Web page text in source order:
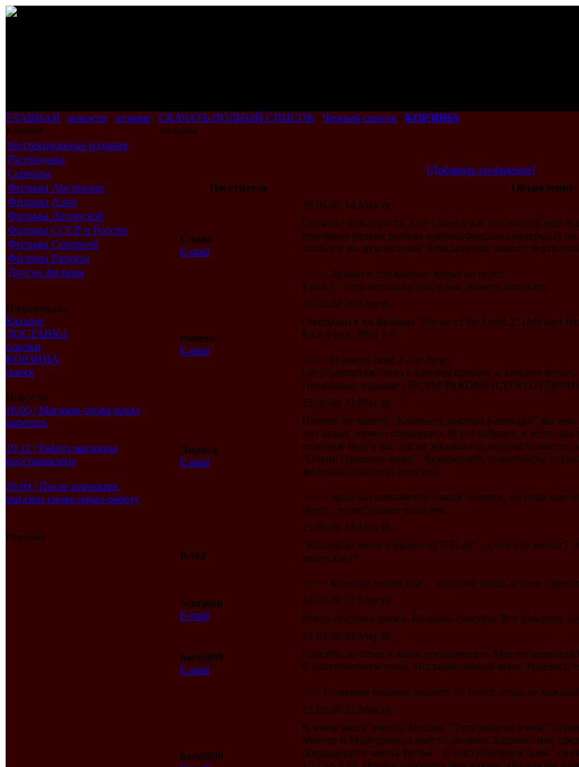
ГЛАВНАЯ | новости | отзывы | СКАЧАТЬ ПОЛНЫЙ СПИСОК | Черный список | КОРЗИНА
Каталог
Коллекционные издания
Распродажа
Сериалы
Фильмы Австралии
Фильмы Азии
Фильмы Латинской
Америки
Фильмы СССР и России
Фильмы Северной
Америки
Фильмы Европы
Другие фильмы
Информация
Каталог
ДОСТАВКА
ссылки
КОРЗИНА
поиск
Новости
16.05 | Магазин снова начал
работать
10.12 | Работа магазина
восстановлена
26.09 | После перерыва,
магазин снова начал работу
Реклама
отзывы
[Добавить сообщение]
Посетитель
Объявление
Слава
E-mail
26.05.08 14:May:th
Скажите пожалуйста ,а от Union у вас что нибудь еще
подобные редкие релизы пример:фантазм,сканеры).И
,юниона ил др компаний Возвращение живых
>>>> Думаю в ближайшее время не будет ....
Крик 1 - есть неплохая лицензия, можете поискать
romero
E-mail
26.05.08 09:May:th
Ожидаются ли фильмы "House of the Dead 2" (Michael
Paco Plaza, 2007 г.)?
>>>> House of dead 2 - не будет
[rec] "репортаж" есть в каждом прокате и каждом
специально издание - ВСЕМ РЕКОМЕНДУЮ
Лариса
E-mail
25.05.08 22:May:th
Почему-то вместо "Кабинета доктора Калигари" вы
это ладно, ничего страшного. И тот кабинет, и этот:
если ещё буду у вас диски заказывать, получить
"Очень страшное кино". Аккуратней, пожалуйста,
фильмов отличное, конечно.
>>>> Записью занимается новый человек, он пока еще
будет... недостающее вышлем...
Влад
25.05.08 14:May:th
"Коллекционное издание от D2Lab" - а что это значит?
выпускает?
>>>> Контора питерская ... хорошие вещи делали :
Scorpion
E-mail
24.05.08 12:May:th
Вчера получил диски. Большое спасибо. Все работает,
bars5899
E-mail
24.05.08 04:May:th
Спасибо за ответ и ваше предложение. Мне не
С наступлением тьмы. Посылаю новый заказ. Надеюсь
>>> С такими вещами пишите по почте, сюда не каждый
bars5899
23.05.08 21:May:rd
В моем заказе вместо фильма "Охотники на зомби"
Мастер и Маргарита, а вместо фильма "Бедлам" мне
предыдущего заказа фильм " С наступлением тьмы"